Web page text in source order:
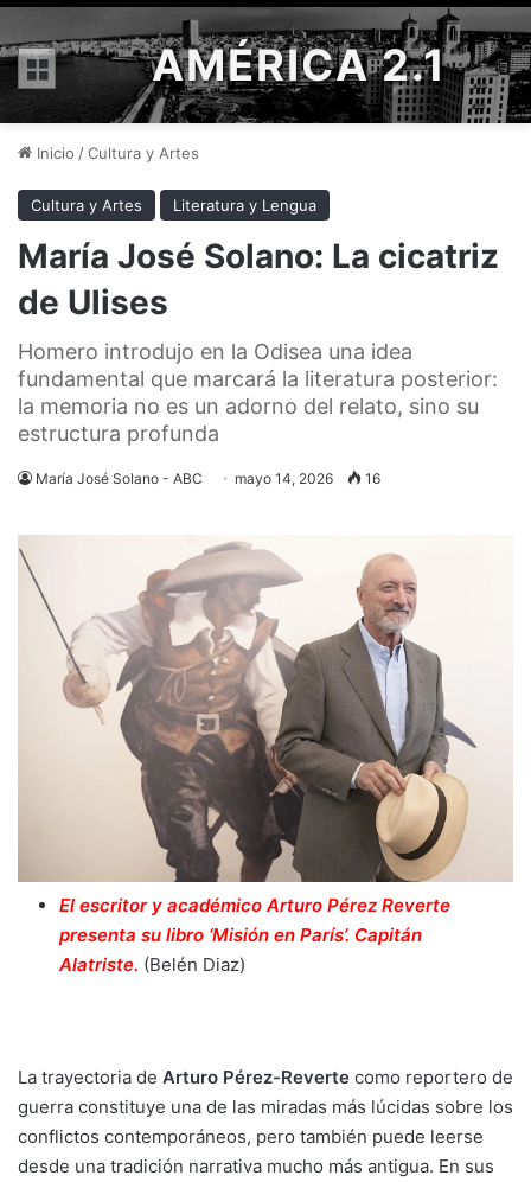
Menú AMÉRICA 2.1
Inicio /Cultura y Artes
Cultura y Artes Literatura y Lengua
María José Solano: La cicatriz
de Ulises
Homero introdujo en la Odisea una idea
fundamental que marcará la literatura posterior:
la memoria no es un adorno del relato, sino su
estructura profunda
María José Solano - ABC mayo 14, 2026 16
El escritor y académico Arturo Pérez Reverte
presenta su libro ‘Misión en París’. Capitán
Alatriste. (Belén Diaz)
La trayectoria de Arturo Pérez-Reverte como reportero de
guerra constituye una de las miradas más lúcidas sobre los
conflictos contemporáneos, pero también puede leerse
desde una tradición narrativa mucho más antigua. En sus